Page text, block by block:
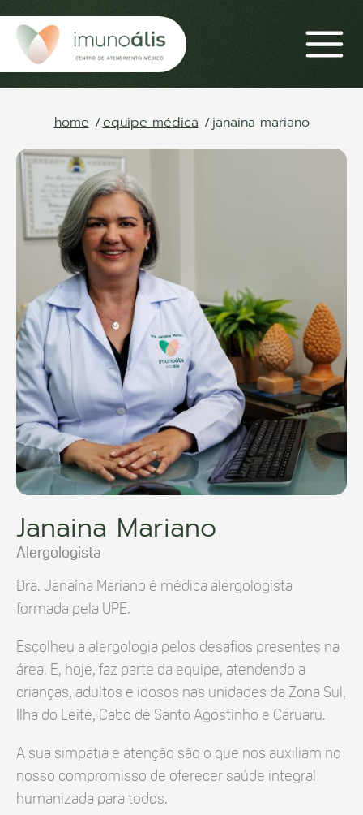
home equipe médica janaina mariano
Janaina Mariano
Alergologista
Dra. Janaína Mariano é médica alergologista
formada pela UPE.
Escolheu a alergologia pelos desafios presentes na
área. E, hoje, faz parte da equipe, atendendo a
crianças, adultos e idosos nas unidades da Zona Sul,
Ilha do Leite, Cabo de Santo Agostinho e Caruaru.
A sua simpatia e atenção são o que nos auxiliam no
nosso compromisso de oferecer saúde integral
humanizada para todos.